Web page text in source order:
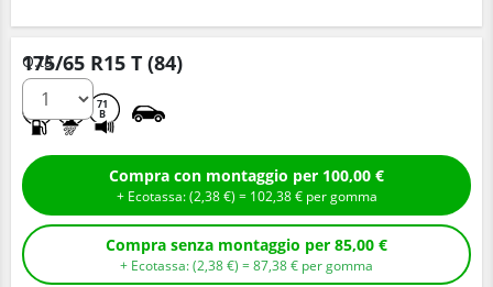
175/65 R15 T (84)
71
B
Q.tà
Compra con montaggio per 100,00 €
+ Ecotassa: (2,38€ ) = 102,38€ per gomma
Compra senza montaggio per 85,00 €
+ Ecotassa: (2,38€ ) =87,38€ per gomma